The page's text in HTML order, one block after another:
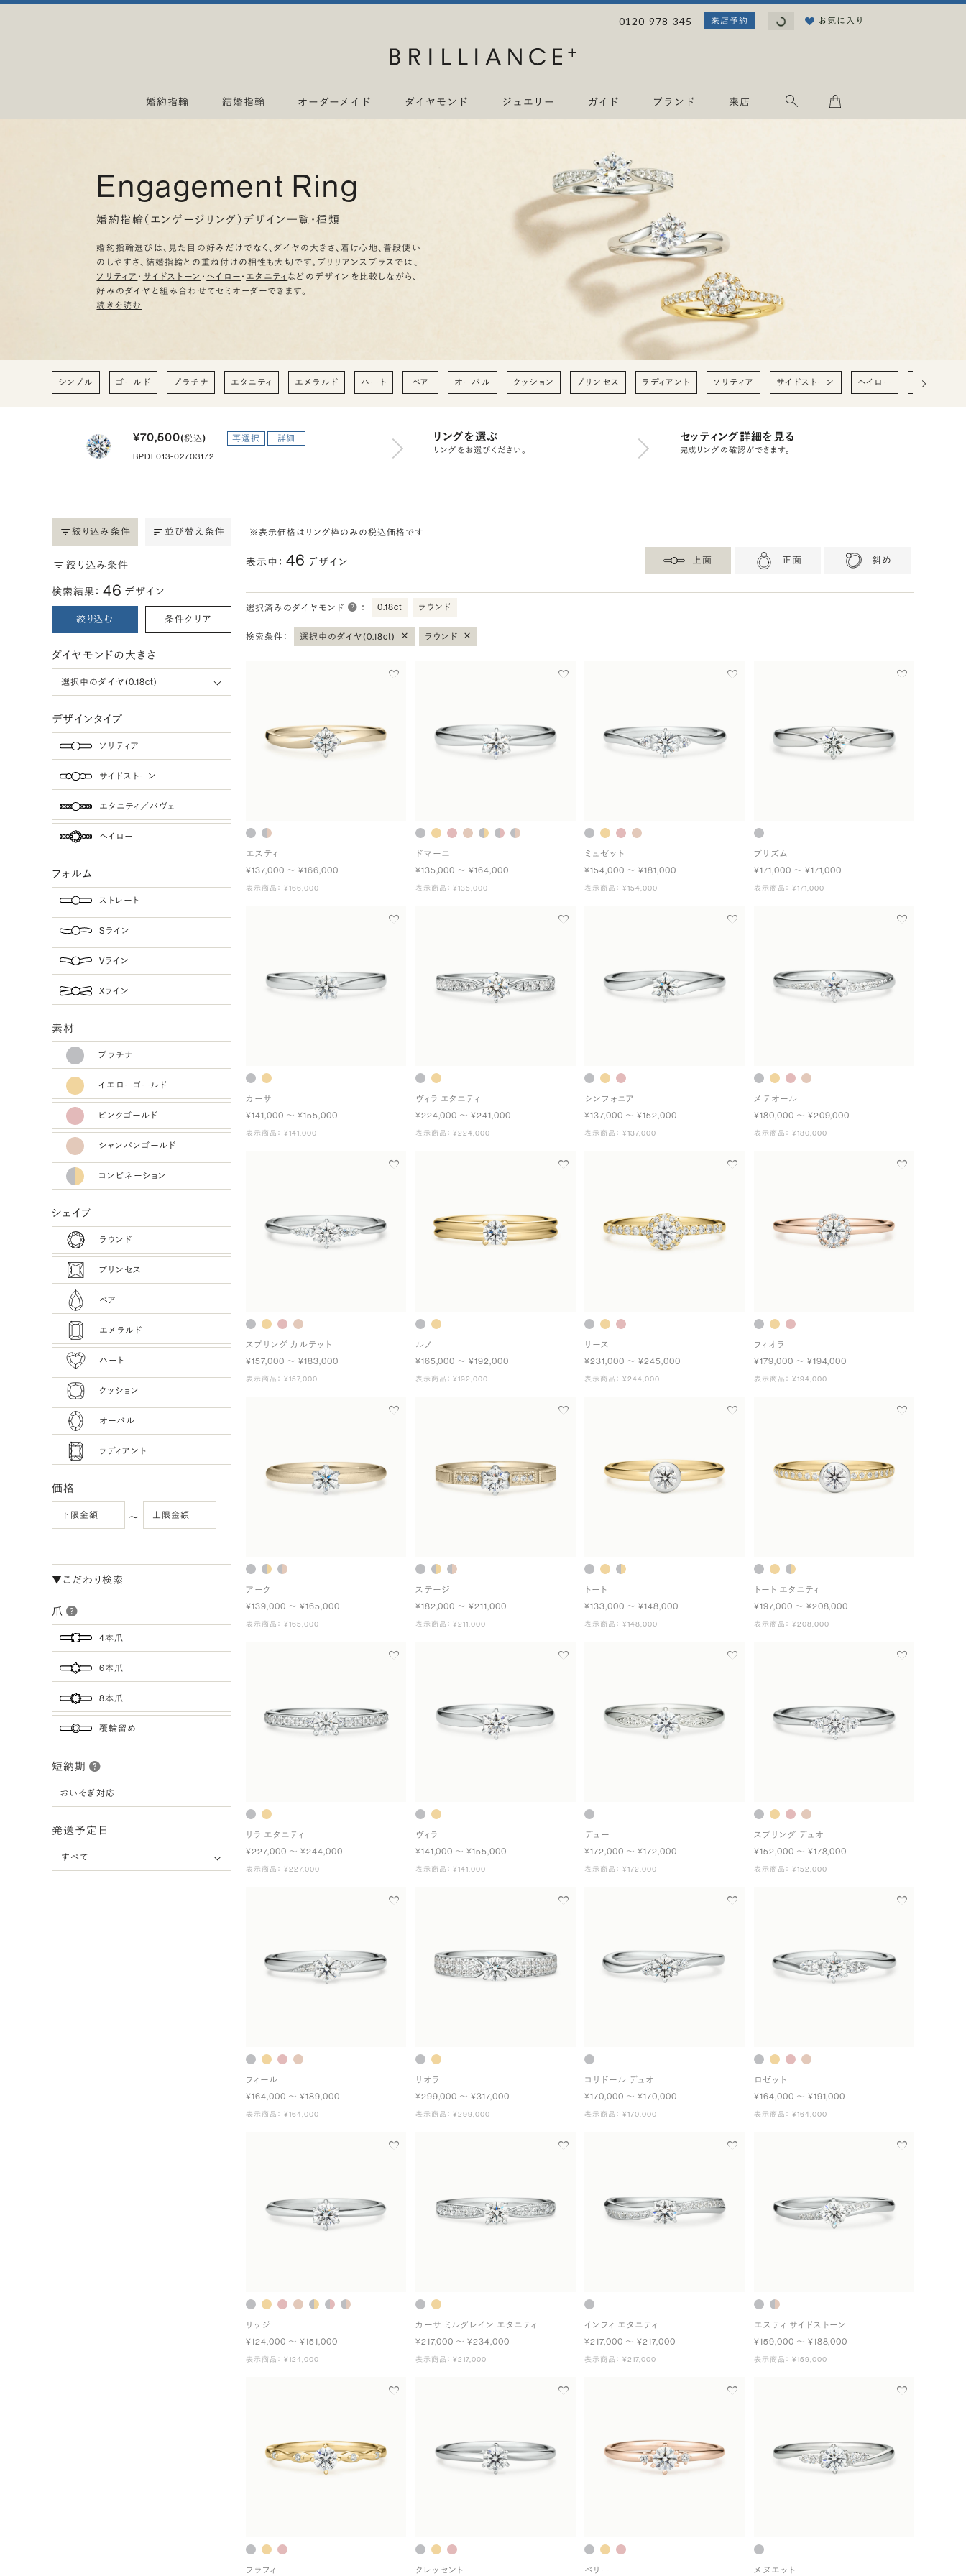
0120-978-345 来店予約
.
.
お気に入り
婚約指輪 結婚指輪 オーダーメイド ダイヤモンド ジュエリー ガイド ブランド 来店
Engagement Ring
婚約指輪（エンゲージリング）デザイン一覧・種類
婚約指輪選びは、見た目の好みだけでなく、ダイヤ の大きさ、着け心地、普段使い
のしやすさ、結婚指輪との重ね付けの相性も大切です。ブリリアンスプラスでは、
ソリティア ・ サイドストーン ・ ヘイロー ・ エタニティ などのデザインを比較しながら、
好みのダイヤと組み合わせてセミオーダーできます。
続きを読む
シンプル ゴールド プラチナ エタニティ エメラルド ハート ペア オーバル クッション プリンセス ラディアント ソリティア サイドストーン ヘイロー 0.2ct
¥70,500(税込) 再選択 詳細
BPDL013-02703172
リングを選ぶ
リングをお選びください。
セッティング詳細を見る
完成リングの確認ができます。
絞り込み条件 並び替え条件
絞り込み条件
検索結果： 46 デザイン
絞り込む 条件クリア
ダイヤモンドの大きさ
デザインタイプ
ソリティア
サイドストーン
エタニティ／パヴェ
ヘイロー
フォルム
ストレート
Sライン
Vライン
Xライン
素材
プラチナ
イエローゴールド
ピンクゴールド
シャンパンゴールド
コンビネーション
シェイプ
ラウンド
プリンセス
ペア
エメラルド
ハート
クッション
オーバル
ラディアント
価格
〜
▼こだわり検索
爪
4本爪
6本爪
8本爪
覆輪留め
短納期
おいそぎ対応
発送予定日
※表示価格はリング枠のみの税込価格です
表示中： 46 デザイン 上面 正面 斜め
選択済みのダイヤモンド ： 0.18ct ラウンド
検索条件： 選択中のダイヤ(0.18ct) × ラウンド ×
エスティ
¥137,000 〜 ¥166,000
表示商品： ¥166,000
ドマーニ
¥135,000 〜 ¥164,000
表示商品： ¥135,000
ミュゼット
¥154,000 〜 ¥181,000
表示商品： ¥154,000
プリズム
¥171,000 〜 ¥171,000
表示商品： ¥171,000
カーサ
¥141,000 〜 ¥155,000
表示商品： ¥141,000
ヴィラ エタニティ
¥224,000 〜 ¥241,000
表示商品： ¥224,000
シンフォニア
¥137,000 〜 ¥152,000
表示商品： ¥137,000
メテオール
¥180,000 〜 ¥209,000
表示商品： ¥180,000
スプリング カルテット
¥157,000 〜 ¥183,000
表示商品： ¥157,000
ルノ
¥165,000 〜 ¥192,000
表示商品： ¥192,000
リース
¥231,000 〜 ¥245,000
表示商品： ¥244,000
フィオラ
¥179,000 〜 ¥194,000
表示商品： ¥194,000
アーク
¥139,000 〜 ¥165,000
表示商品： ¥165,000
ステージ
¥182,000 〜 ¥211,000
表示商品： ¥211,000
トート
¥133,000 〜 ¥148,000
表示商品： ¥148,000
トート エタニティ
¥197,000 〜 ¥208,000
表示商品： ¥208,000
リラ エタニティ
¥227,000 〜 ¥244,000
表示商品： ¥227,000
ヴィラ
¥141,000 〜 ¥155,000
表示商品： ¥141,000
デュー
¥172,000 〜 ¥172,000
表示商品： ¥172,000
スプリング デュオ
¥152,000 〜 ¥178,000
表示商品： ¥152,000
フィール
¥164,000 〜 ¥189,000
表示商品： ¥164,000
リオラ
¥299,000 〜 ¥317,000
表示商品： ¥299,000
コリドール デュオ
¥170,000 〜 ¥170,000
表示商品： ¥170,000
ロゼット
¥164,000 〜 ¥191,000
表示商品： ¥164,000
リッジ
¥124,000 〜 ¥151,000
表示商品： ¥124,000
カーサ ミルグレイン エタニティ
¥217,000 〜 ¥234,000
表示商品： ¥217,000
インフィ エタニティ
¥217,000 〜 ¥217,000
表示商品： ¥217,000
エスティ サイドストーン
¥159,000 〜 ¥188,000
表示商品： ¥159,000
フラフィ クレッセント ベリー メヌエット